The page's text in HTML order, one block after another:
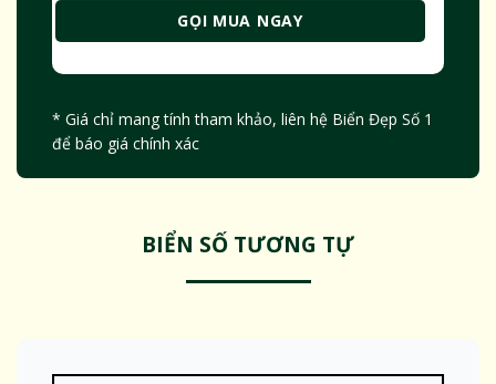
GỌI MUA NGAY
* Giá chỉ mang tính tham khảo, liên hệ Biển Đẹp Số 1
để báo giá chính xác
BIỂN SỐ TƯƠNG TỰ